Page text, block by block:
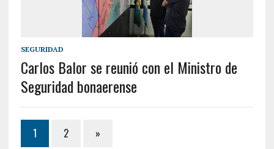
SEGURIDAD
Carlos Balor se reunió con el Ministro de
Seguridad bonaerense
1 2 »